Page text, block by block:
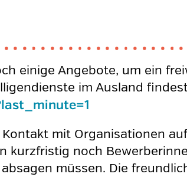
einige Angebote, um ein
im Ausland
mit Organisationen
kurzfristig noch
müssen. Die